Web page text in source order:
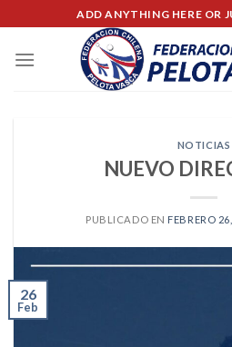
to
content
ADD ANYTHING HERE OR
NOTICIAS
NUEVO
PUBLICADO EN FEBRERO
26
Feb